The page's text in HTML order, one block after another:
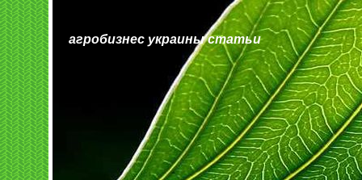
агробизнес украины статьи